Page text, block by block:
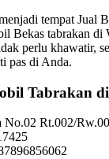
tempat Jual
Bekas tabrakan di
perlu khawatir,
pas di Anda.
Tabrakan
No.02 Rt.002/